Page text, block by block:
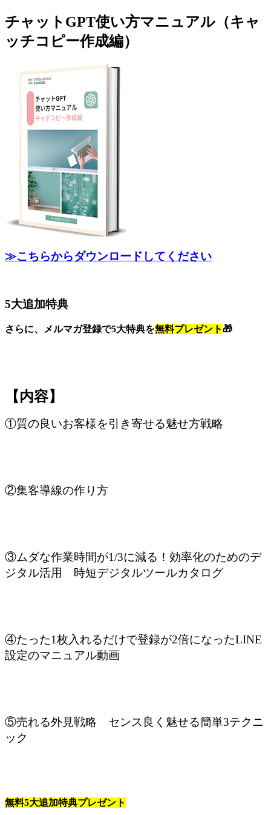
jpca.co
チャットGPT使い方マニュアル（キャ
ッチコピー作成編）
≫こちらからダウンロードしてください
5大追加特典
さらに、メルマガ登録で5大特典を無料プレゼント 🎁
【内容】
①質の良いお客様を引き寄せる魅せ方戦略
②集客導線の作り方
③ムダな作業時間が1/3に減る！効率化のためのデ
ジタル活用 時短デジタルツールカタログ
④たった1枚入れるだけで登録が2倍になったLINE
設定のマニュアル動画
⑤売れる外見戦略 センス良く魅せる簡単3テクニ
ック
無料5大追加特典プレゼント